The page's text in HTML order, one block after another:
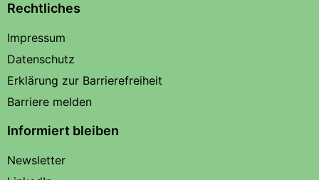
Rechtliches
Impressum
Datenschutz
Erklärung zur Barrierefreiheit
Barriere melden
Informiert bleiben
Newsletter